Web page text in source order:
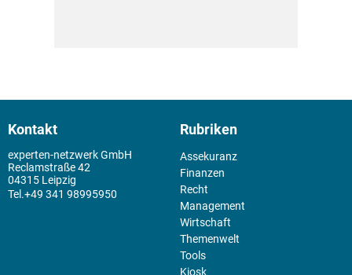
Kontakt
experten-netzwerk GmbH
Reclamstraße 42
04315 Leipzig
+49 341 98995950
Rubriken
Assekuranz
Finanzen
Recht
Management
Wirtschaft
Themenwelt
Tools
Kiosk